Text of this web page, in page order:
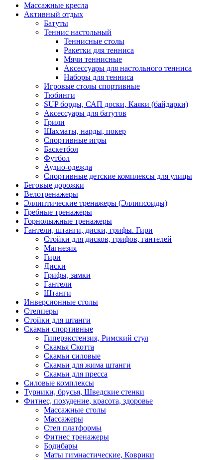
Массажные кресла
Активный отдых
Батуты
Теннис настольный
Теннисные столы
Ракетки для тенниса
Мячи теннисные
Аксессуары для настольного тенниса
Наборы для тенниса
Игровые столы спортивные
Тюбинги
SUP борды, САП доски, Каяки (байдарки)
Аксессуары для батутов
Грили
Шахматы, нарды, покер
Спортивные игры
Баскетбол
Футбол
Аудио-одежда
Спортивные детские комплексы для улицы
Беговые дорожки
Велотренажеры
Эллиптические тренажеры (Эллипсоиды)
Гребные тренажеры
Горнолыжные тренажеры
Гантели, штанги, диски, грифы. Гири
Стойки для дисков, грифов, гантелей
Магнезия
Гири
Диски
Грифы, замки
Гантели
Штанги
Инверсионные столы
Степперы
Стойки для штанги
Скамьи спортивные
Гиперэкстензия, Римский стул
Скамья Скотта
Скамьи силовые
Скамьи для жима штанги
Скамьи для пресса
Силовые комплексы
Турники, брусья, Шведские стенки
Фитнес, похудение, красота, здоровье
Массажные столы
Массажеры
Степ платформы
Фитнес тренажеры
Бодибары
Маты гимнастические, Коврики